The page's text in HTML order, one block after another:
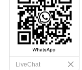
LiveChat